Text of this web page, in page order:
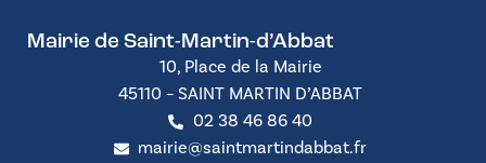
Mairie de Saint-Martin-d’Abbat
10, Place de la Mairie
45110 – SAINT MARTIN D’ABBAT
02 38 46 86 40
mairie@saintmartindabbat.fr